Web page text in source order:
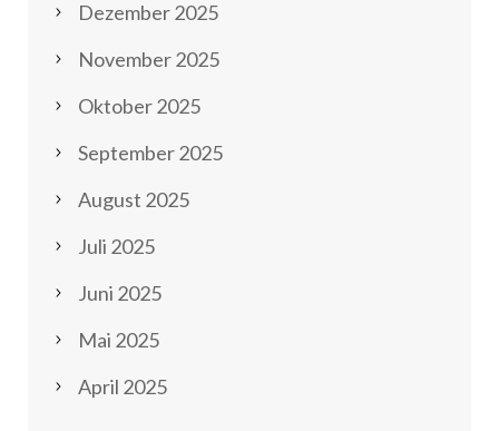
Dezember 2025
November 2025
Oktober 2025
September 2025
August 2025
Juli 2025
Juni 2025
Mai 2025
April 2025